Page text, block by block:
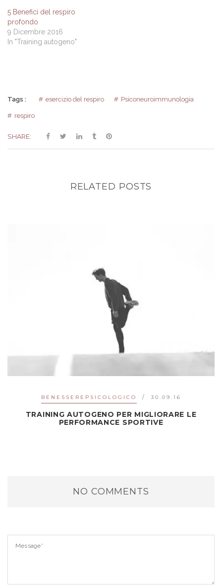
5 Benefici del respiro
profondo
9 Dicembre 2016
In "Training autogeno"
Tags : esercizio del respiro Psiconeuroimmunologia
respiro
SHARE:
RELATED POSTS
BENESSEREPSICOLOGICO 30.09.16
TRAINING AUTOGENO PER MIGLIORARE LE
PERFORMANCE SPORTIVE
NO COMMENTS